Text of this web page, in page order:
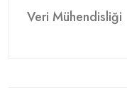
Veri Mühendisliği